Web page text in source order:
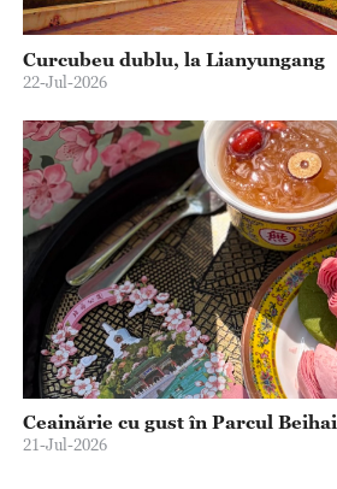
Curcubeu dublu, la Lianyungang
22-Jul-2026
Ceainărie cu gust în Parcul Beihai
21-Jul-2026